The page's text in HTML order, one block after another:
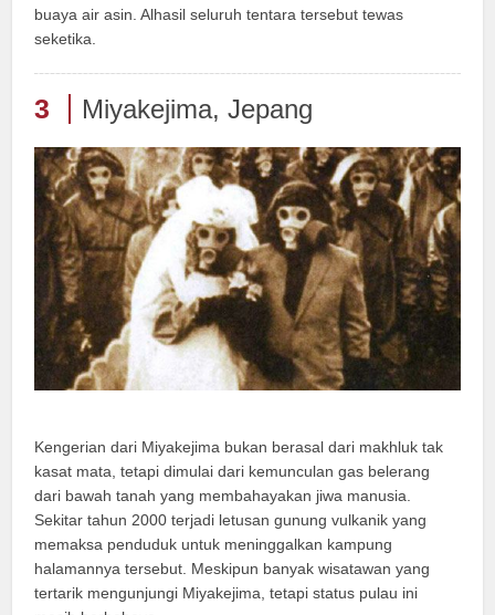
buaya air asin. Alhasil seluruh tentara tersebut tewas
seketika.
3 Miyakejima, Jepang
Kengerian dari Miyakejima bukan berasal dari makhluk tak
kasat mata, tetapi dimulai dari kemunculan gas belerang
dari bawah tanah yang membahayakan jiwa manusia.
Sekitar tahun 2000 terjadi letusan gunung vulkanik yang
memaksa penduduk untuk meninggalkan kampung
halamannya tersebut. Meskipun banyak wisatawan yang
tertarik mengunjungi Miyakejima, tetapi status pulau ini